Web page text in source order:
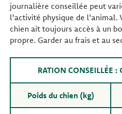
journalière conseillée peut
l'activité physique de l'animal.
chien ait toujours accès à un
propre. Garder au frais et au
RATION CONSEILLÉE :
Poids du chien (kg)